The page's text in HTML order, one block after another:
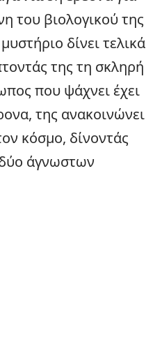
του βιολογικού της
δίνει τελικά
της τη σκληρή
που ψάχνει έχει
της ανακοινώνει
κόσμο, δίνοντάς
άγνωστων